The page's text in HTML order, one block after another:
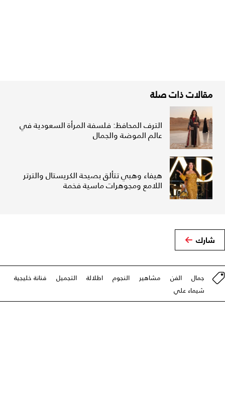
مقالات ذات صلة
الترف المحافظ: فلسفة المرأة السعودية في
عالم الموضة والجمال
هيفاء وهبي تتألق بصيحة الكريستال والترتر
اللامع ومجوهرات ماسية فخمة
شارك
جمال الفن مشاهير النجوم اطلالة التجميل
فنانة خليجية
شيماء علي